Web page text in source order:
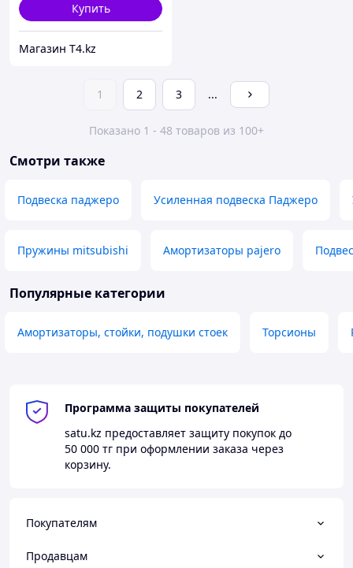
Купить
Магазин T4.kz
1 2 3 ...
Показано 1 - 48 товаров из 100+
Смотри также
Подвеска паджеро Усиленная подвеска Паджеро
Пружины mitsubishi Амортизаторы pajero
Популярные категории
Амортизаторы, стойки, подушки стоек Торсионы
Программа защиты покупателей
satu.kz предоставляет защиту покупок до
50 000 тг при оформлении заказа через
корзину.
Покупателям
Продавцам